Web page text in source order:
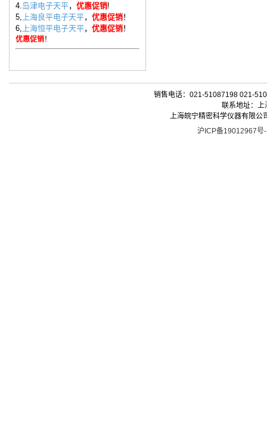
4. 岛津电子天平， 优惠促销!
5,
上海良平电子天平， 优惠促销！
6,
上海恒平电子天平， 优惠促销！
优惠促销！
销售电话：021-51087198 021-
联系地址：
上海皖宁精密科学仪器有限
沪ICP备19012967号